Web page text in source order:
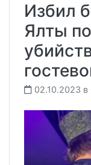
Избил
Ялты
02.10.2023 в